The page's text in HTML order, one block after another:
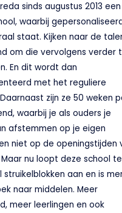
sinds augustus 2013 een
waarbij
staat. Kijken naar de
om die vervolgens verder
En dit wordt dan
met het reguliere
zijn ze 50 weken
waarbij je als ouders je
afstemmen op je eigen
niet op de openingstijden
nu loopt deze school
aan en is
naar middelen. Meer
meer leerlingen en ook